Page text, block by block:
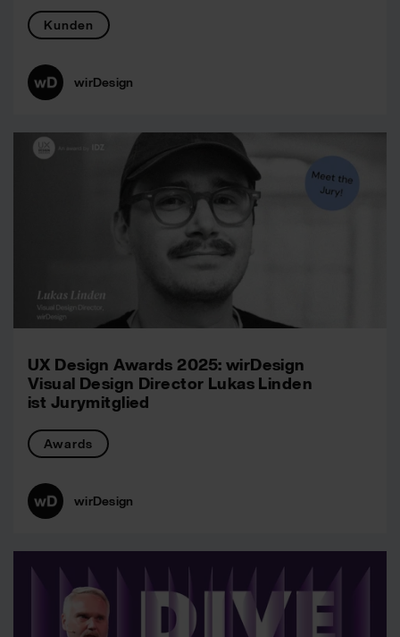
Kunden
wirDesign
UX Design Awards 2025: wirDesign
Visual Design Director Lukas Linden
ist Jurymitglied
Awards
wirDesign